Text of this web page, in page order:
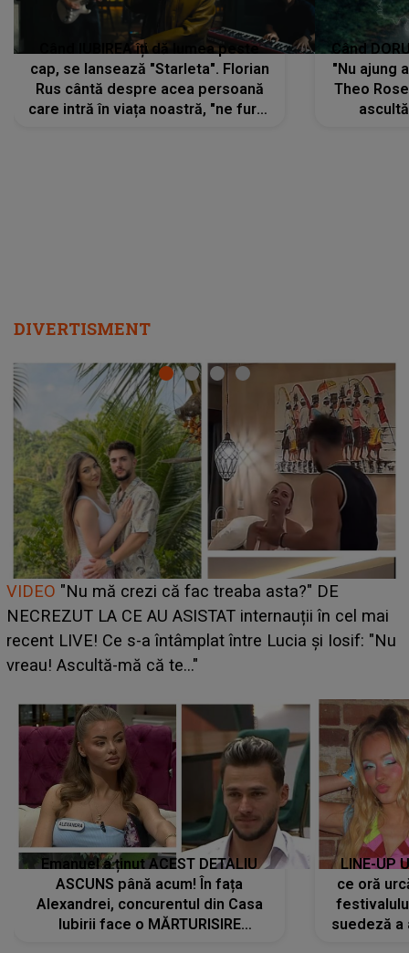
Când IUBIREA îți dă lumea peste
cap, se lansează "Starleta". Florian
Rus cântă despre acea persoană
care intră în viața noastră, "ne fură"
Când
"Nu ajung
Theo
DIVERTISMENT
Cine este Bianca, tânăra clujeancă luată pe scenă la
UNTOLD ONE de Zara Larsson? Aceasta a dezvăluit
ce i-a spus artista suedeză în culise: „Nu am fost
pregătită...”
Emanuel a ținut ACEST DETALIU
ASCUNS până acum! În fața
Alexandrei, concurentul din Casa
Iubirii face o MĂRTURISIRE
LINE-UP
ce oră
suedeză a